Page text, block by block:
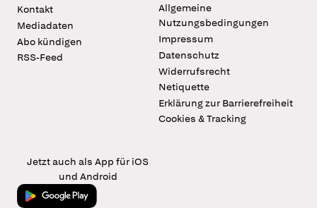
Kontakt
Mediadaten
Abo kündigen
RSS-Feed
Allgemeine
Nutzungsbedingungen
Impressum
Datenschutz
Widerrufsrecht
Netiquette
Erklärung zur Barrierefreiheit
Cookies & Tracking
Jetzt auch als App für iOS
und Android
Jetzt bei Google Play